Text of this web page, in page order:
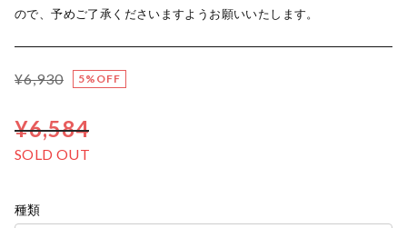
ので、予めご了承くださいますようお願いいたします。
¥6,930 5%OFF
¥6,584
SOLD OUT
種類